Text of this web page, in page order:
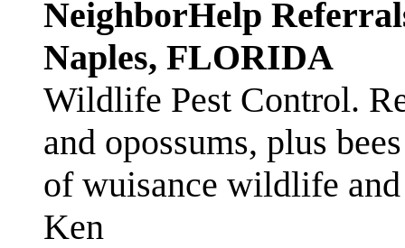
NeighborHelp
Naples, FLORIDA
Wildlife Pest Control.
and opossums, plus
of wuisance wildlife
Ken